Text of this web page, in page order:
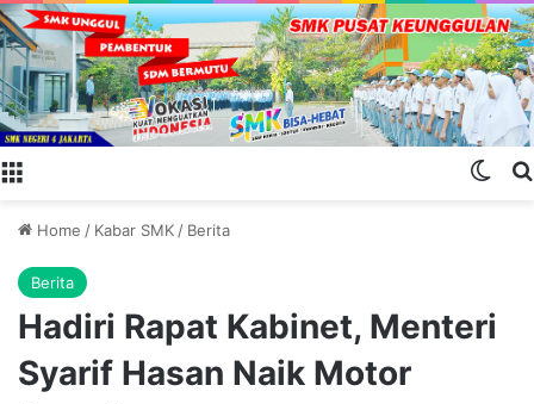
Home / Kabar SMK / Berita
Berita
Hadiri Rapat Kabinet, Menteri
Syarif Hasan Naik Motor